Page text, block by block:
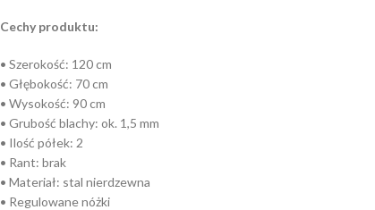
Cechy produktu:
• Szerokość: 120 cm
• Głębokość: 70 cm
• Wysokość: 90 cm
• Grubość blachy: ok. 1,5 mm
• Ilość półek: 2
• Rant: brak
• Materiał: stal nierdzewna
• Regulowane nóżki